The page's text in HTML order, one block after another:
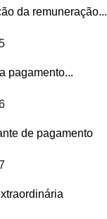
da remuneração...
pagamento...
de pagamento